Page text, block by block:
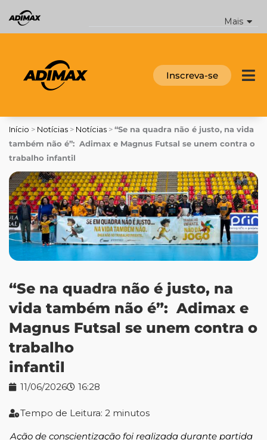
para
o
Mais
Inscreva-se
Início > Notícias > Notícias > “Se na quadra não é justo, na vida
também não é”: Adimax e Magnus Futsal se unem contra o
trabalho infantil
“Se na quadra não é justo, na
vida também não é”: Adimax e
Magnus Futsal se unem contra o
trabalho
infantil
11/06/2026 16:28
Tempo de Leitura: 2 minutos
Ação de conscientização foi realizada durante partida